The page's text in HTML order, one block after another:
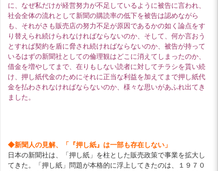
に、なぜ私だけが経営努力が不足しているように被告に言われ、
社会全体の流れとして新聞の購読率の低下を被告は認めながら
も、それがさも販売店の努力不足が原因であるかの如く論点をす
り替えられ続けられなければならないのか、そして、何か言おう
とすれば契約を盾に脅され続ければならないのか、被告が持って
いるはずの新聞社としての倫理観はどこに消えてしまったのか、
借金を増やしてまで、在りもしない読者に対してチラシを貰い続
け、押し紙代金のためにそれに正当な利益を加えてまで押し紙代
金を払わされなければならないのか、様々な思いがあふれ出てき
ました。
◆新聞人の見解、「『押し紙』は一部も存在しない」
日本の新聞社は、「押し紙」を柱とした販売政策で事業を拡大し
てきた。「押し紙」問題が本格的に浮上してきたのは、１９７０